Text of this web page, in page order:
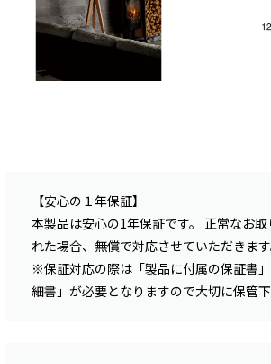
【安心の１年保証】
本製品は安心の1年保証です。 正常なお
れた場合、無償で対応させていただきます
※保証対応の際は「製品に付属の保証書
細書」が必要となりますので大切に保管下